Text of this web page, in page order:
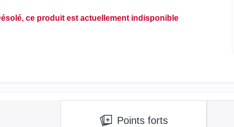
ce produit est actuellement indisponible
Points forts